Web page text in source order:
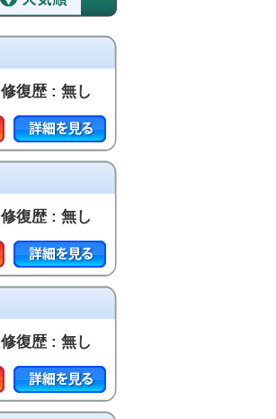
修復歴 : 無し
修復歴 : 無し
修復歴 : 無し